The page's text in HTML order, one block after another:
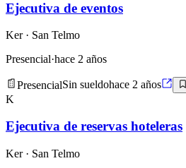
Ejecutiva de eventos
Ker· San Telmo
Presencial·hace 2 años
PresencialSin sueldohace 2 años
K
Ejecutiva de reservas hoteleras
Ker· San Telmo